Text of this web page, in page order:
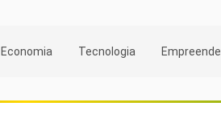
Economia Tecnologia